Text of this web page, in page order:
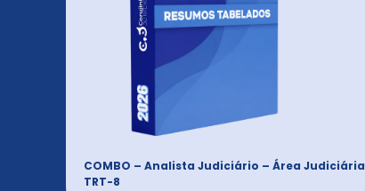
COMBO – Analista Judiciário – Área Judiciária
TRT-8